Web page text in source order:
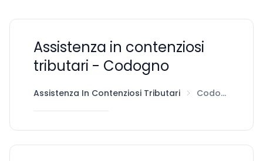
Assistenza in contenziosi
tributari - Codogno
Assistenza In Contenziosi Tributari Codogno